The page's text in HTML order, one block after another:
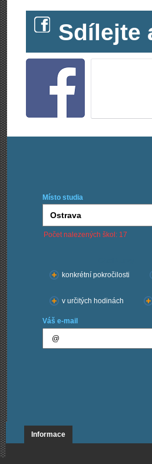
Sdílejte
Místo studia
Počet nalezených škol: 17
konkrétní pokročilosti
v určitých hodinách
Váš e-mail
Informace